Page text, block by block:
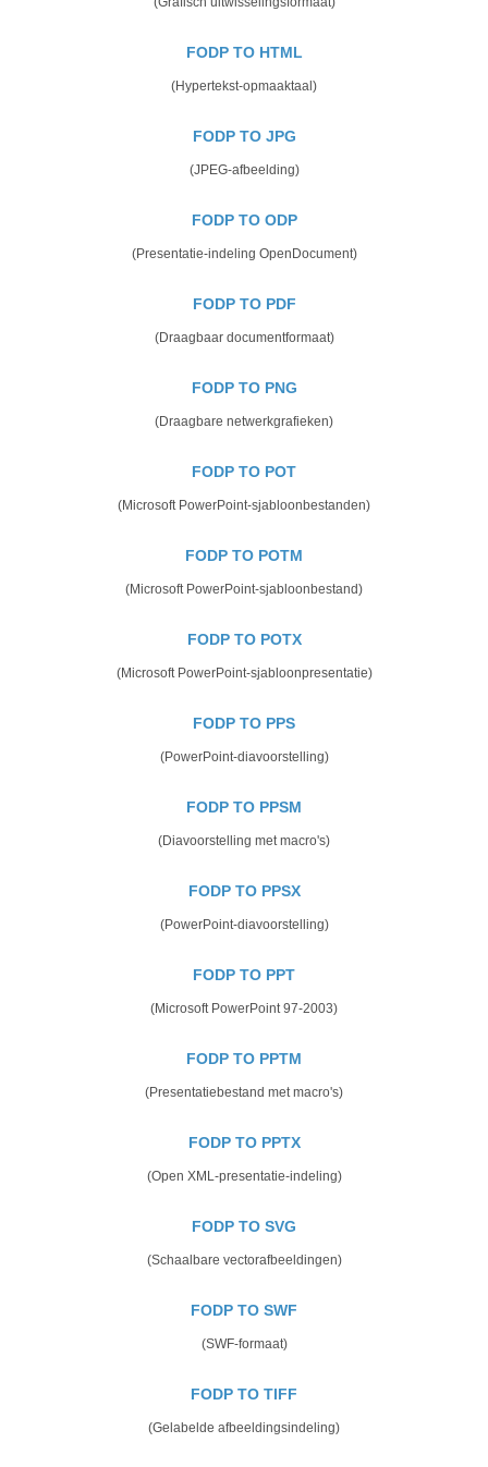
FODP TO HTML
(Hypertekst-opmaaktaal)
FODP TO JPG
(JPEG-afbeelding)
FODP TO ODP
(Presentatie-indeling OpenDocument)
FODP TO PDF
(Draagbaar documentformaat)
FODP TO PNG
(Draagbare netwerkgrafieken)
FODP TO POT
(Microsoft PowerPoint-sjabloonbestanden)
FODP TO POTM
(Microsoft PowerPoint-sjabloonbestand)
FODP TO POTX
(Microsoft PowerPoint-sjabloonpresentatie)
FODP TO PPS
(PowerPoint-diavoorstelling)
FODP TO PPSM
(Diavoorstelling met macro's)
FODP TO PPSX
(PowerPoint-diavoorstelling)
FODP TO PPT
(Microsoft PowerPoint 97-2003)
FODP TO PPTM
(Presentatiebestand met macro's)
FODP TO PPTX
(Open XML-presentatie-indeling)
FODP TO SVG
(Schaalbare vectorafbeeldingen)
FODP TO SWF
(SWF-formaat)
FODP TO TIFF
(Gelabelde afbeeldingsindeling)